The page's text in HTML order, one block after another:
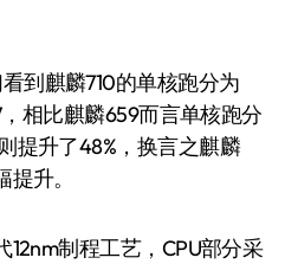
到麒麟710的单核跑分为
相比麒麟659而言单核跑分
提升了48%，换言之麒麟
升。
12nm制程工艺，CPU部分采